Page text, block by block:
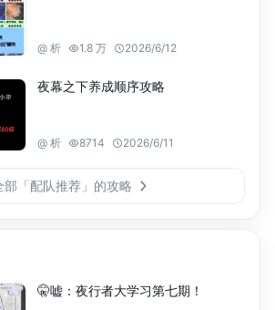
@ 析 1.8 万 2026/6/12
夜幕之下养成顺序攻略
@ 析 8714 2026/6/11
部「配队推荐」的攻略
🤫嘘：夜行者大学习第七期！